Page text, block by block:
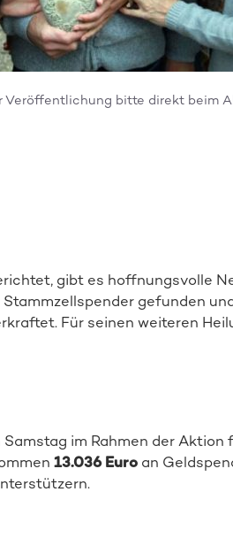
Veröffentlichung bitte direkt beim
gibt es hoffnungsvolle
gefunden
Für seinen weiteren
im Rahmen der
13.036 Euroan